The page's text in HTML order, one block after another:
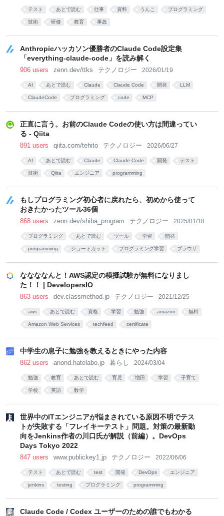
テスト あとで読む 仕事 資料 うんこ プログラミング
技術 研修 教育 事故
Anthropicハッカソン優勝者のClaude Code設定集
「everything-claude-code」を読み解く
906 users zenn.dev/ttks テクノロジー 2026/01/19
AI あとで読む Claude Claude Code 開発 LLM
ClaudeCode プログラミング code MCP
正直に言う。お前のClaude Codeの使い方は間違ってい
る - Qiita
891 users qiita.com/tehito テクノロジー 2026/06/27
AI あとで読む Claude Claude Code 開発 テスト
技術 Qiita エンジニア programming
もしプログラミング初心者に戻れたら、初めから使って
おきたかったツール36個
868 users zenn.dev/shiba_program テクノロジー 2025/01/18
プログラミング あとで読む ツール 学習 開発
programming ショートカット プログラミング学習 ブラウザ
ななななんと！AWS認定の模擬試験が無料になりまし
た！！ | DevelopersIO
863 users dev.classmethod.jp テクノロジー 2021/12/25
aws あとで読む 資格 学習 勉強 amazon 無料
Amazon Web Services techfeed certificate
中学生の息子に勉強を教えるときにやった内容
862 users anond.hatelabo.jp 暮らし 2024/03/04
勉強 教育 あとで読む 育児 増田 学習 子育て
学校 英語 数学
世界中のITエンジニアが悩まされている原因不明でテス
トが失敗する「フレイキーテスト」問題。対策の最新動
向をJenkins作者の川口氏が解説（前編）。DevOps
Days Tokyo 2022
847 users www.publickey1.jp テクノロジー 2022/06/06
テスト あとで読む test 開発 DevOps エンジニア
jenkins testing プログラミング programming
Claude Code / Codex ユーザーのための誰でもわかる